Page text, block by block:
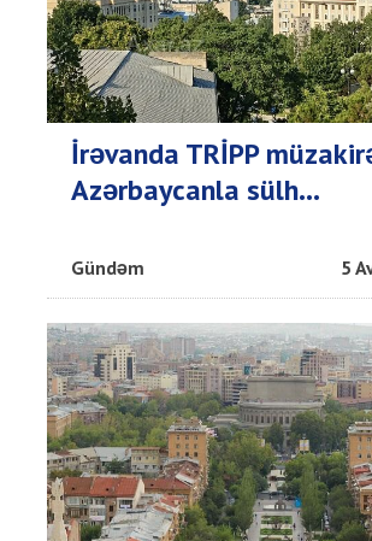
İrəvanda TRİPP
Azərbaycanla sülh...
Gündəm 5